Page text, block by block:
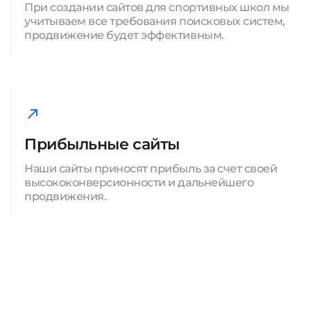
При создании сайтов для спортивных школ мы
учитываем все требования поисковых систем,
продвижение будет эффективным.
Прибыльные сайты
Наши сайты приносят прибыль за счет своей
высококонверсионности и дальнейшего
продвижения.